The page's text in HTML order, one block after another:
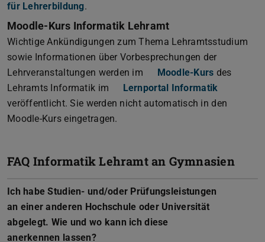
für Lehrerbildung.
Moodle-Kurs Informatik Lehramt
Wichtige Ankündigungen zum Thema Lehramtsstudium
sowie Informationen über Vorbesprechungen der
Lehrveranstaltungen werden im
Moodle-Kurs des
Lehramts Informatik im
Lernportal Informatik
veröffentlicht. Sie werden nicht automatisch in den
Moodle-Kurs eingetragen.
FAQ Informatik Lehramt an Gymnasien
Ich habe Studien- und/oder Prüfungsleistungen
an einer anderen Hochschule oder Universität
abgelegt. Wie und wo kann ich diese
anerkennen lassen?